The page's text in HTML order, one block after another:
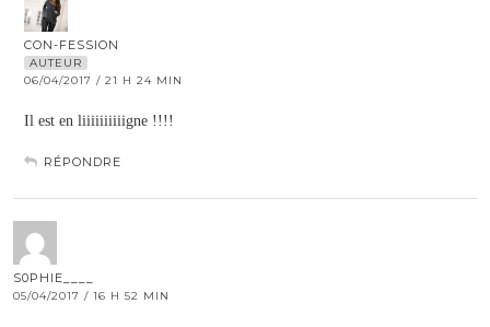
CON-FESSION
AUTEUR
06/04/2017 / 21 H 24 MIN
Il est en liiiiiiiiiigne !!!!
RÉPONDRE
S0PHIE____
05/04/2017 / 16 H 52 MIN